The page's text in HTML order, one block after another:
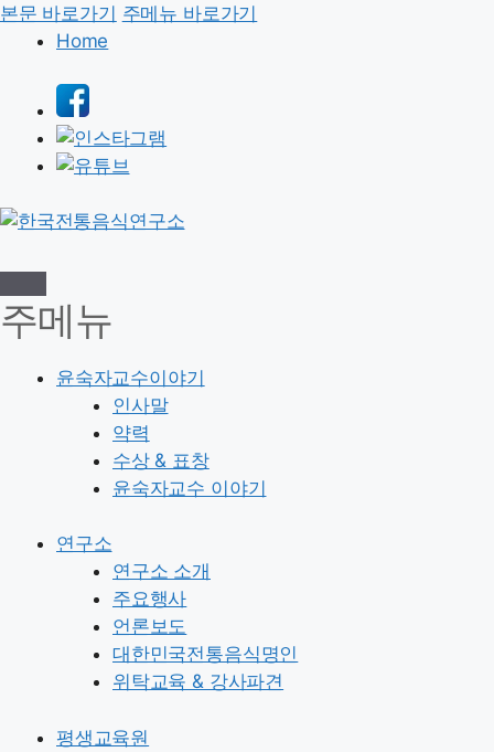
본문 바로가기 주메뉴 바로가기
Home
주메뉴
윤숙자교수이야기
인사말
약력
수상 & 표창
윤숙자교수 이야기
연구소
연구소 소개
주요행사
언론보도
대한민국전통음식명인
위탁교육 & 강사파견
평생교육원